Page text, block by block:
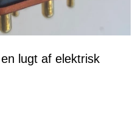
lugt af elektrisk